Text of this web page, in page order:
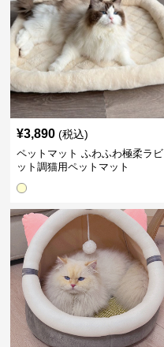
¥3,890 (税込)
ペットマット ふわふわ極柔ラビ
ット調猫用ペットマット